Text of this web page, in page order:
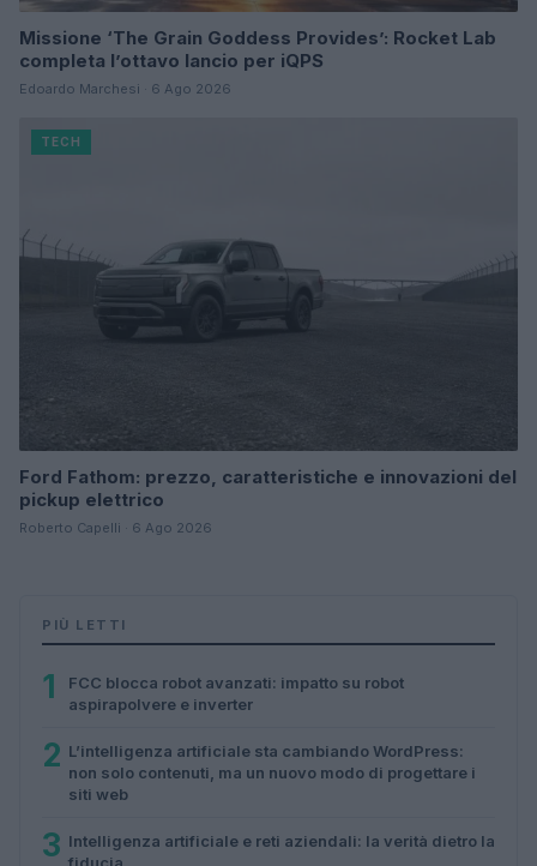
Missione ‘The Grain Goddess Provides’: Rocket Lab
completa l’ottavo lancio per iQPS
Edoardo Marchesi · 6 Ago 2026
TECH
Ford Fathom: prezzo, caratteristiche e innovazioni del
pickup elettrico
Roberto Capelli · 6 Ago 2026
PIÙ LETTI
1
FCC blocca robot avanzati: impatto su robot
aspirapolvere e inverter
2 L’intelligenza artificiale sta cambiando WordPress:
non solo contenuti, ma un nuovo modo di progettare i
siti web
3 Intelligenza artificiale e reti aziendali: la verità dietro la
fiducia